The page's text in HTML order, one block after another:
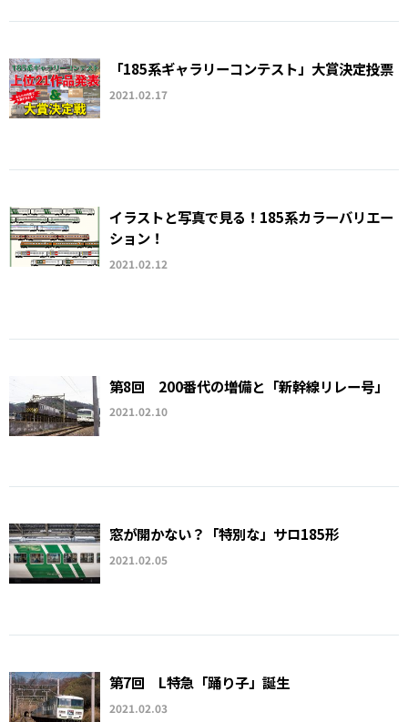
「185系ギャラリーコンテスト」大賞決定投票
2021.02.17
イラストと写真で見る！185系カラーバリエー
ション！
2021.02.12
第8回 200番代の増備と「新幹線リレー号」
2021.02.10
窓が開かない？「特別な」サロ185形
2021.02.05
第7回 L特急「踊り子」誕生
2021.02.03